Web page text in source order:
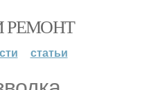
РЕМОНТ
статьи